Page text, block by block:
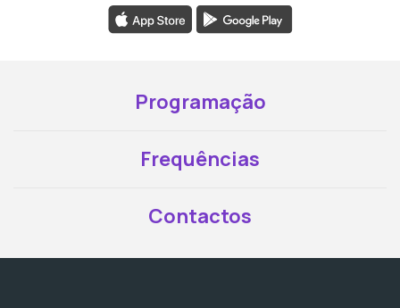
Programação
Frequências
Contactos